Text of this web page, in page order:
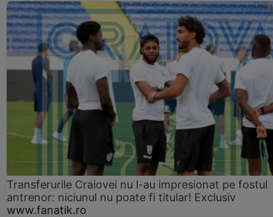
Transferurile Craiovei nu l-au impresionat pe fostul
antrenor: niciunul nu poate fi titular! Exclusiv
www.fanatik.ro